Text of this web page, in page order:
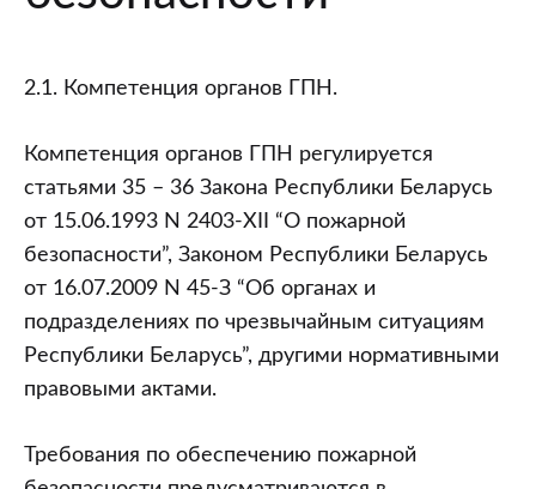
2.1. Компетенция органов ГПН.
Компетенция органов ГПН регулируется
статьями 35 – 36 Закона Республики Беларусь
от 15.06.1993 N 2403-XII “О пожарной
безопасности”, Законом Республики Беларусь
от 16.07.2009 N 45-З “Об органах и
подразделениях по чрезвычайным ситуациям
Республики Беларусь”, другими нормативными
правовыми актами.
Требования по обеспечению пожарной